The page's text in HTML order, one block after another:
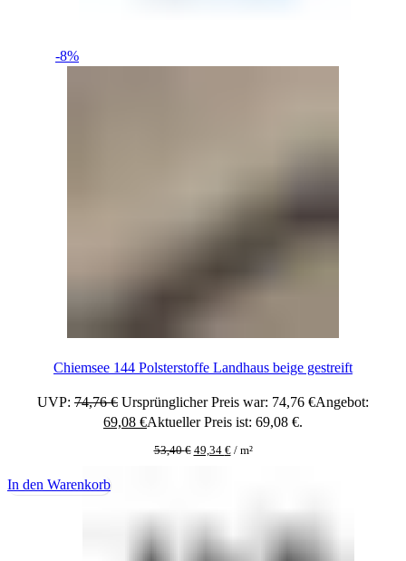
-8%
Chiemsee 144 Polsterstoffe Landhaus beige gestreift
UVP: 74,76€ Ursprünglicher Preis war: 74,76 €Angebot:
69,08 €Aktueller Preis ist: 69,08 €.
53,40€ 49,34 €/ m²
In den Warenkorb